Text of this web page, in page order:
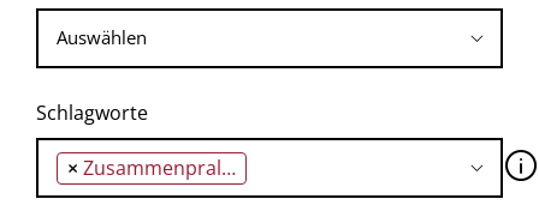
Schlagworte
× Zusammenprall des Theologischen mit dem Politischen 🛈